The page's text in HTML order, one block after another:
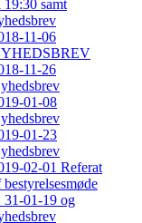
19:30 samt
11-06
11-26
01-08
01-23
02-01 Referat
bestyrelsesmøde
31-01-19 og